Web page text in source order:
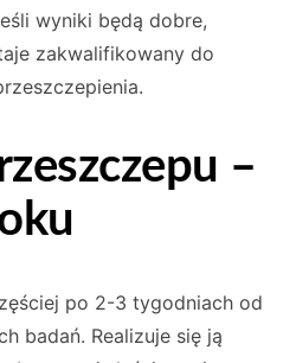
wyniki będą do­bre,
zakwalifikowany do
–
po 2-3 tygo­dniach od
badań. Realizuje się ją